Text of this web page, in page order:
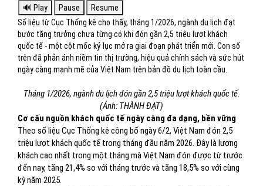
Số liệu từ Cục Thống kê cho thấy, tháng 1/2026, ngành du lịch đạt
bước tăng trưởng chưa từng có khi đón gần 2,5 triệu lượt khách
quốc tế - một cột mốc kỷ lục mở ra giai đoạn phát triển mới. Con số
trên đã phản ánh niềm tin thị trường, hiệu quả chính sách và sức hút
ngày càng mạnh mẽ của Việt Nam trên bản đồ du lịch toàn cầu.
Tháng 1/2026, ngành du lịch đón gần 2,5 triệu lượt khách quốc tế.
(Ảnh: THÀNH ĐẠT)
Cơ cấu nguồn khách quốc tế ngày càng đa dạng, bền vững
Theo số liệu Cục Thống kê công bố ngày 6/2, Việt Nam đón 2,5
triệu lượt khách quốc tế trong tháng đầu năm 2026. Đây là lượng
khách cao nhất trong một tháng mà Việt Nam đón được từ trước
đến nay, tăng 21,4% so với tháng trước và tăng 18,5% so với cùng
kỳ năm 2025.